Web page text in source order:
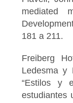
mediated
181 a 211.
Freiberg
Ledesma y
“Estilos y
estudiantes